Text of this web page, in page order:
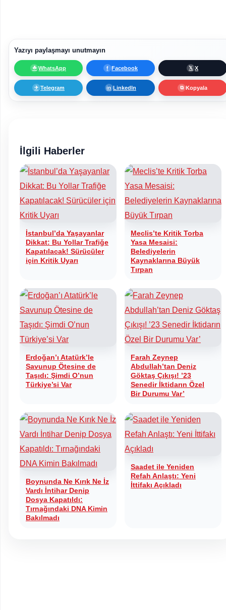
Yazıyı paylaşmayı unutmayın
☘ WhatsApp f Facebook 𝕏 X
✈ Telegram in LinkedIn ⧉ Kopyala
İlgili Haberler
İstanbul’da Yaşayanlar
Dikkat: Bu Yollar Trafiğe
Kapatılacak! Sürücüler
için Kritik Uyarı
Meclis’te Kritik Torba
Yasa Mesaisi:
Belediyelerin
Kaynaklarına Büyük
Tırpan
Erdoğan’ı Atatürk’le
Savunup Ötesine de
Taşıdı: Şimdi O’nun
Türkiye’si Var
Farah Zeynep
Abdullah’tan Deniz
Göktaş Çıkışı! ’23
Senedir İktidarın Özel
Bir Durumu Var’
Boynunda Ne Kırık Ne İz
Vardı İntihar Denip
Dosya Kapatıldı:
Tırnağındaki DNA Kimin
Bakılmadı
Saadet ile Yeniden
Refah Anlaştı: Yeni
İttifakı Açıkladı